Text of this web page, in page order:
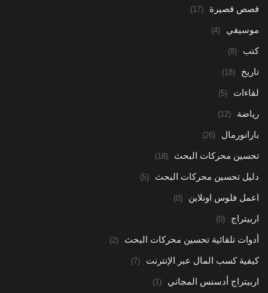
قصص قصيرة (17)
موسيقي (4)
كتب (8)
تاريخ (18)
لقاءات (5)
رياضة (12)
بارانورمال (26)
تحسين محركات البحث (18)
دليل تحسين محركات البحث (5)
اعمل فلوس اونلاين (0)
اربيتراج (0)
أدوات تلقائية تحسين محركات البحث (2)
كيفية كسب المال عبر الإنترنت (7)
اربيتراج أدسنس المجاني (1)